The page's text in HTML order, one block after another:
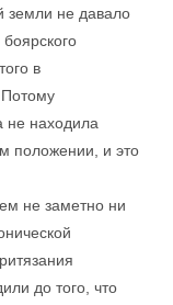
земли не давало
в
Потому
не находила
положении, и это
не заметно ни
до того, что